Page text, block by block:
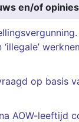
en/of
op basis
AOW-leeftijd